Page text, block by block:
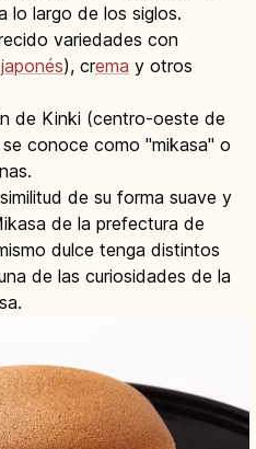
lo largo de los siglos.
variedades con
), crema y otros
de Kinki (centro-oeste de
conoce como "mikasa" o
de su forma suave y
de la prefectura de
dulce tenga distintos
de las curiosidades de la